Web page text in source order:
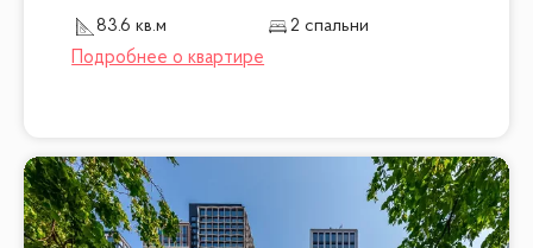
83.6 кв.м
2 спальни